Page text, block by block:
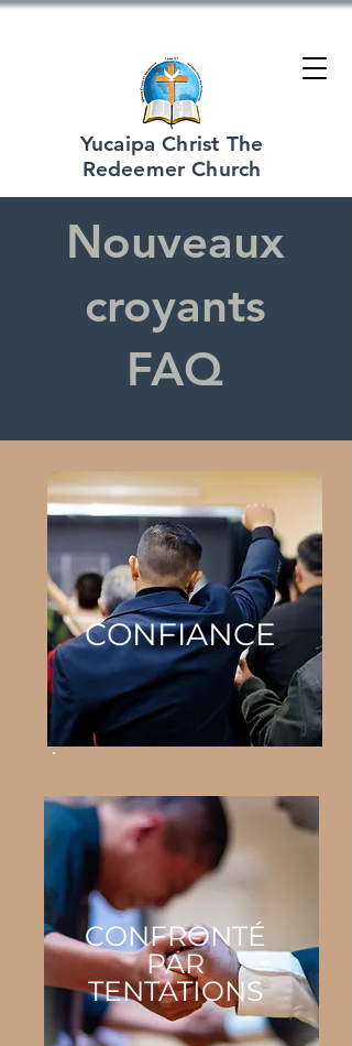
Yucaipa Christ The
Redeemer Church
Nouveaux
croyants
FAQ
CONFRONTÉ
PAR
TENTATIONS
CONFIANCE